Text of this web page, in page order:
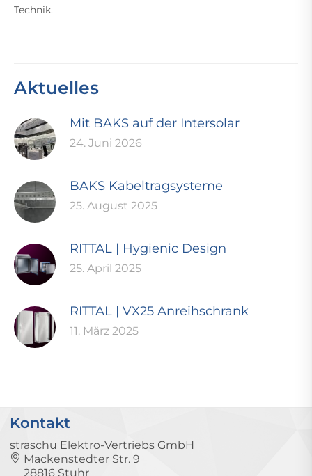
Technik.
Aktuelles
Mit BAKS auf der Intersolar
24. Juni 2026
BAKS Kabeltragsysteme
25. August 2025
RITTAL | Hygienic Design
25. April 2025
RITTAL | VX25 Anreihschrank
11. März 2025
Kontakt
straschu Elektro-Vertriebs GmbH
Mackenstedter Str. 9
28816 Stuhr